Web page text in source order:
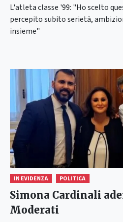
L'atleta classe '99: "Ho scelto
percepito subito serietà,
insieme"
IN EVIDENZA POLITICA
Simona Cardinali
Moderati